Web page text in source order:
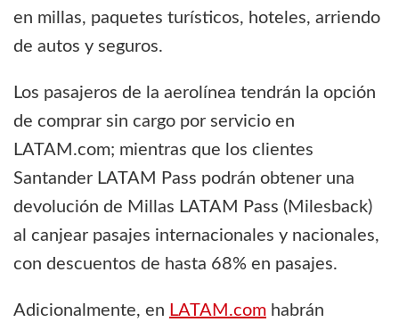
en millas, paquetes turísticos, hoteles, arriendo
de autos y seguros.
Los pasajeros de la aerolínea tendrán la opción
de comprar sin cargo por servicio en
LATAM.com; mientras que los clientes
Santander LATAM Pass podrán obtener una
devolución de Millas LATAM Pass (Milesback)
al canjear pasajes internacionales y nacionales,
con descuentos de hasta 68% en pasajes.
Adicionalmente, en LATAM.com habrán